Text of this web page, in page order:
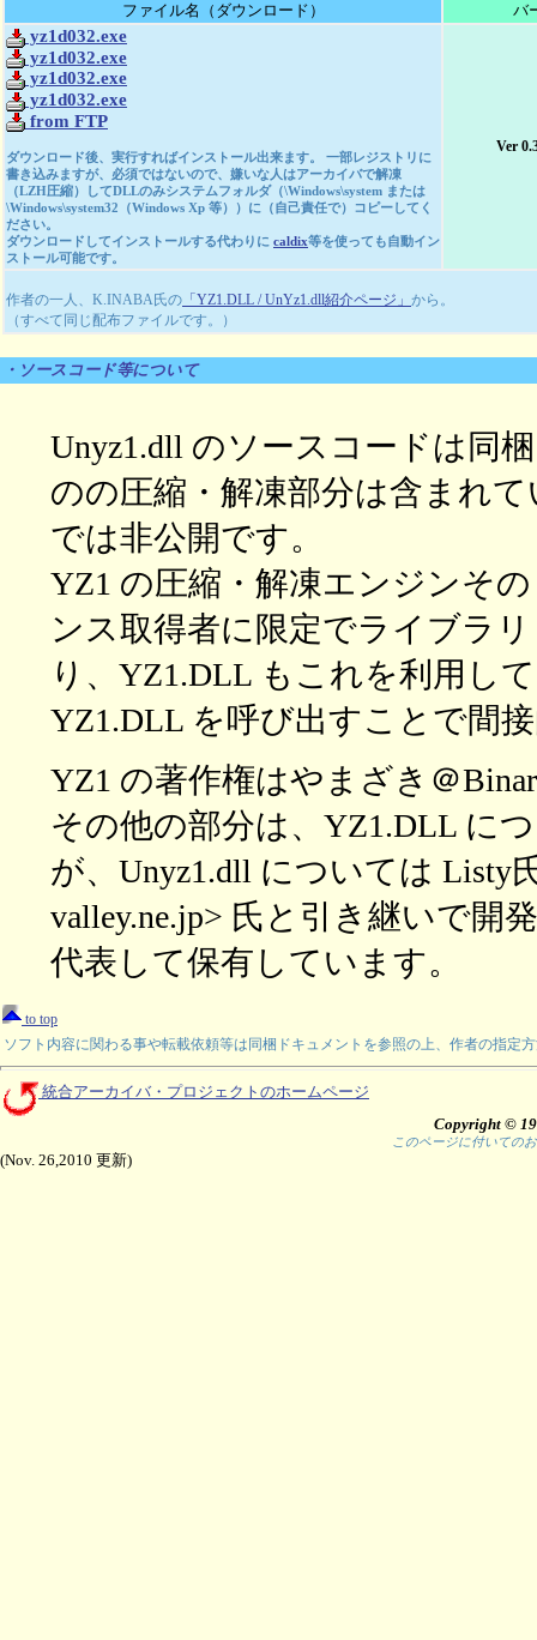
ファイル名（ダウンロード） バ
yz1d032.exe
yz1d032.exe
yz1d032.exe
yz1d032.exe
from FTP
ダウンロード後、実行すればインストール出来ます。 一部レジストリに
書き込みますが、必須ではないので、嫌いな人はアーカイバで解凍
（LZH圧縮）してDLLのみシステムフォルダ（\Windows\system または
\Windows\system32（Windows Xp 等））に（自己責任で）コピーしてく
ださい。
ダウンロードしてインストールする代わりに caldix等を使っても自動イン
ストール可能です。
Ver
作者の一人、K.INABA氏の 「YZ1.DLL / UnYz1.dll紹介ページ」 から。
（すべて同じ配布ファイルです。）
・ソースコード等について
Unyz1.dll のソースコードは同
のの圧縮・解凍部分は含まれ
では非公開です。
YZ1 の圧縮・解凍エンジンそ
ンス取得者に限定でライブラ
り、YZ1.DLL もこれを利用し
YZ1.DLL を呼び出すことで間
YZ1 の著作権はやまざき＠
その他の部分は、YZ1.DLL に
が、Unyz1.dll については Listy
valley.ne.jp> 氏と引き継いで開
代表して保有しています。
to top
ソフト内容に関わる事や転載依頼等は同梱ドキュメントを参照の上、作者の指定
統合アーカイバ・プロジェクトのホームページ
Copyright ©
このページに付いての
(Nov. 26,2010 更新)